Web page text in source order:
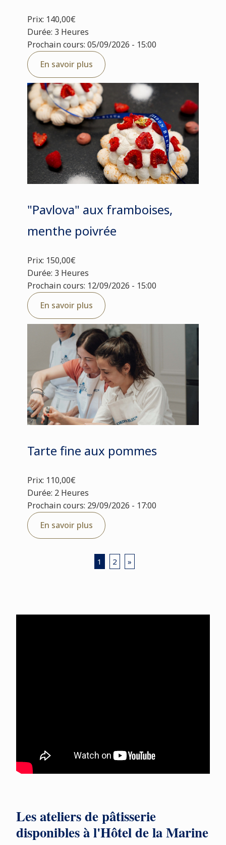
Prix: 140,00€
Durée: 3 Heures
Prochain cours: 05/09/2026 - 15:00
En savoir plus
"Pavlova" aux framboises,
menthe poivrée
Prix: 150,00€
Durée: 3 Heures
Prochain cours: 12/09/2026 - 15:00
En savoir plus
Tarte fine aux pommes
Prix: 110,00€
Durée: 2 Heures
Prochain cours: 29/09/2026 - 17:00
En savoir plus
1 2 »
Les ateliers de pâtisserie
disponibles à l'Hôtel de la Marine